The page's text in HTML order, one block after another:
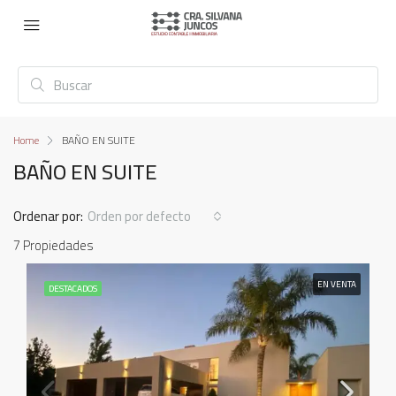
Home BAÑO EN SUITE
BAÑO EN SUITE
7 Propiedades
Ordenar por: Orden por defecto
DESTACADOS EN VENTA